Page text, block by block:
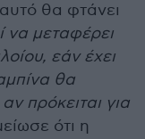
θα φτάνει
να μεταφέρει
εάν έχει
θα
πρόκειται για
ότι η